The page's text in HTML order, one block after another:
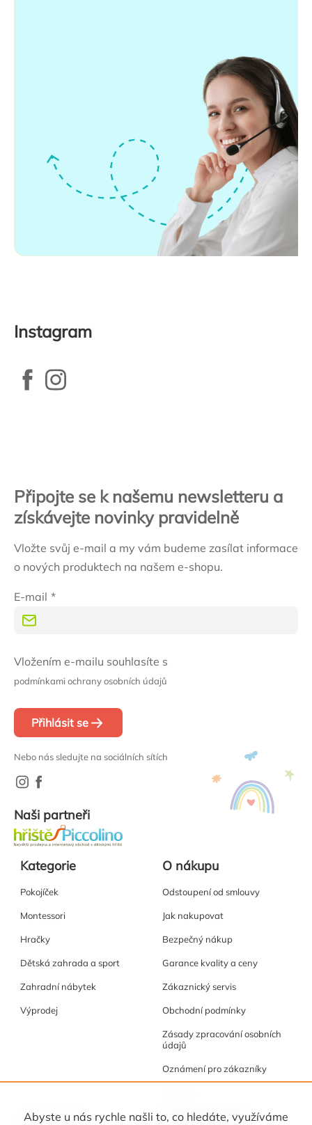
Abyste u nás rychle našli to, co hledáte, využíváme
Instagram
Připojte se k našemu newsletteru a
získávejte novinky pravidelně
Vložte svůj e-mail a my vám budeme zasílat informace
o nových produktech na našem e-shopu.
E-mail
Vložením e-mailu souhlasíte s
podmínkami ochrany osobních údajů
Přihlásit se
Nebo nás sledujte na sociálních sítích
Naši partneři
Kategorie
Pokojíček
Montessori
Hračky
Dětská zahrada a sport
Zahradní nábytek
Výprodej
O nákupu
Odstoupení od smlouvy
Jak nakupovat
Bezpečný nákup
Garance kvality a ceny
Zákaznický servis
Obchodní podmínky
Zásady zpracování osobních
údajů
Oznámení pro zákazníky
Akce a tipy Osobní kabinet